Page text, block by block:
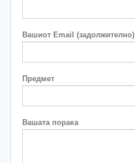
Вашиот Email (задолжително)
Предмет
Вашата порака